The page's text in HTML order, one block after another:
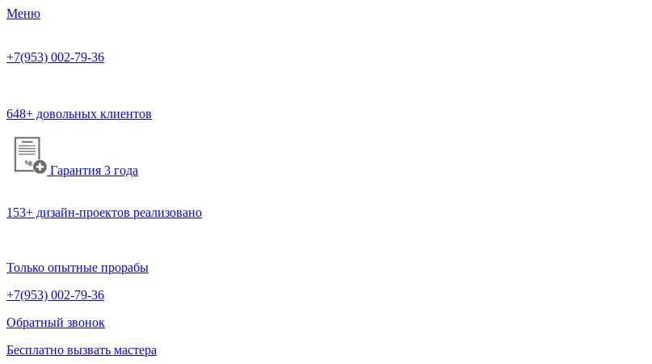
Меню
+7(953) 002-79-36
648+ довольных клиентов
Гарантия 3 года
153+ дизайн-проектов реализовано
Только опытные прорабы
+7(953) 002-79-36
Обратный звонок
Бесплатно вызвать мастера